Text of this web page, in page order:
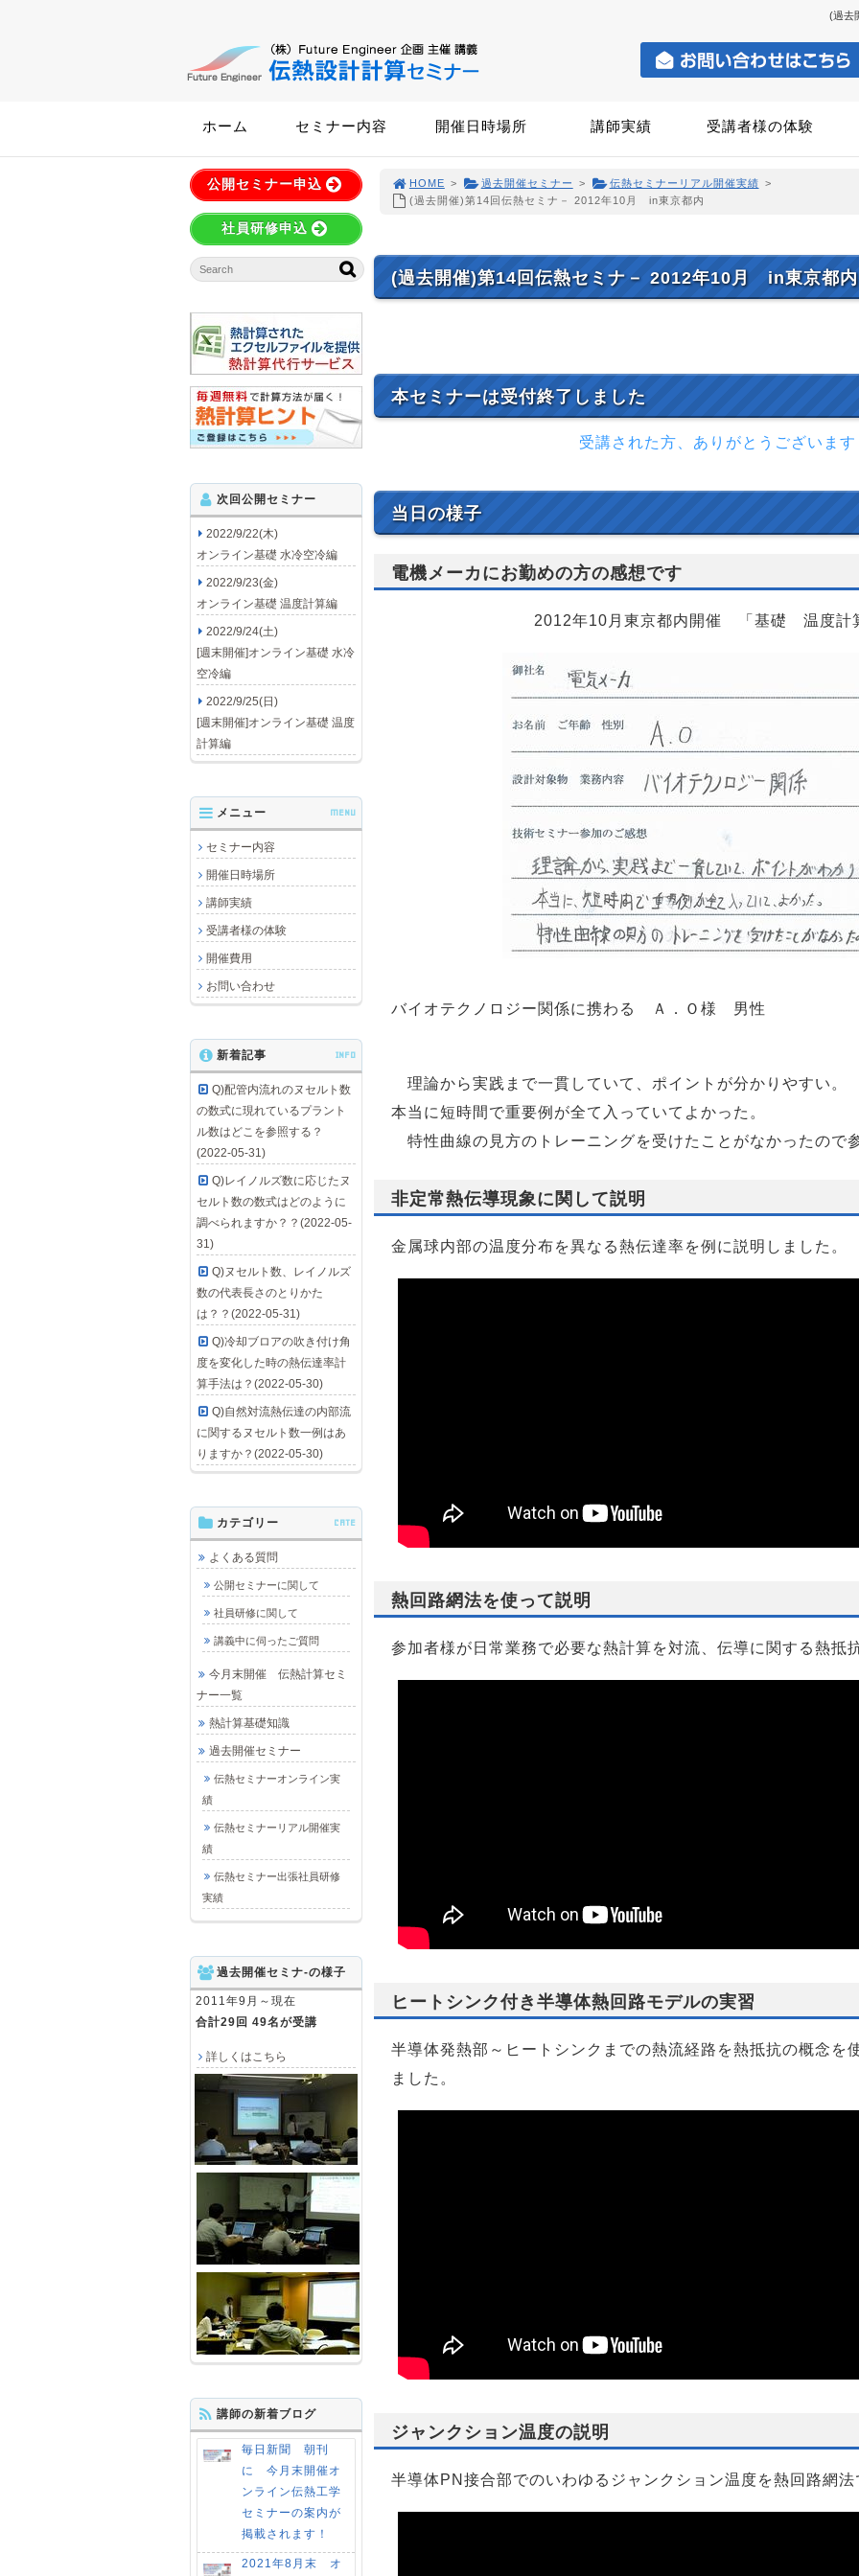
(過去
ホーム セミナー内容 開催日時場所 講師実績 受講者様の体験
HOME > 過去開催セミナー > 伝熱セミナーリアル開催実績 >
(過去開催)第14回伝熱セミナ－ 2012年10月 in東京都内
(過去開催)第14回伝熱セミナ－ 2012年10月 in東京都内
本セミナーは受付終了しました
受講された方、ありがとうございます
当日の様子
電機メーカにお勤めの方の感想です
2012年10月東京都内開催 「基礎 温度計
バイオテクノロジー関係に携わる Ａ．Ｏ様 男性
理論から実践まで一貫していて、ポイントが分かりやすい。
本当に短時間で重要例が全て入っていてよかった。
特性曲線の見方のトレーニングを受けたことがなかったので
非定常熱伝導現象に関して説明
金属球内部の温度分布を異なる熱伝達率を例に説明しました。
熱回路網法を使って説明
参加者様が日常業務で必要な熱計算を対流、伝導に関する熱抵
ヒートシンク付き半導体熱回路モデルの実習
半導体発熱部～ヒートシンクまでの熱流経路を熱抵抗の概念を
ました。
ジャンクション温度の説明
半導体PN接合部でのいわゆるジャンクション温度を熱回路網法
公開セミナー申込
社員研修申込
次回公開セミナー
2022/9/22(木)
オンライン基礎 水冷空冷編
2022/9/23(金)
オンライン基礎 温度計算編
2022/9/24(土)
[週末開催]オンライン基礎 水冷
空冷編
2022/9/25(日)
[週末開催]オンライン基礎 温度
計算編
メニュー MENU
セミナー内容
開催日時場所
講師実績
受講者様の体験
開催費用
お問い合わせ
新着記事 INFO
Q)配管内流れのヌセルト数
の数式に現れているプラント
ル数はどこを参照する？
(2022-05-31)
Q)レイノルズ数に応じたヌ
セルト数の数式はどのように
調べられますか？？(2022-05-
31)
Q)ヌセルト数、レイノルズ
数の代表長さのとりかた
は？？(2022-05-31)
Q)冷却ブロアの吹き付け角
度を変化した時の熱伝達率計
算手法は？(2022-05-30)
Q)自然対流熱伝達の内部流
に関するヌセルト数一例はあ
りますか？(2022-05-30)
カテゴリー CATE
よくある質問
公開セミナーに関して
社員研修に関して
講義中に伺ったご質問
今月末開催 伝熱計算セミ
ナー一覧
熱計算基礎知識
過去開催セミナー
伝熱セミナーオンライン実
績
伝熱セミナーリアル開催実
績
伝熱セミナー出張社員研修
実績
過去開催セミナ-の様子
2011年9月～現在
合計29回 49名が受講
詳しくはこちら
講師の新着ブログ
毎日新聞 朝刊
に 今月末開催オ
ンライン伝熱工学
セミナーの案内が
掲載されます！
2021年8月末 オ